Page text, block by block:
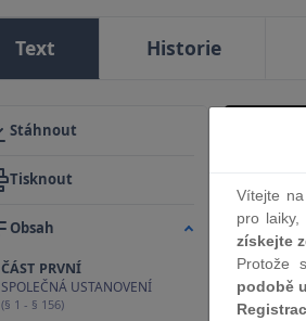
Text Historie
Stáhnout
Tisknout
Obsah
ČÁST PRVNÍ
SPOLEČNÁ USTANOVENÍ
(§ 1 - § 156)
Vítejte
pro
získejte
Protože
podobě